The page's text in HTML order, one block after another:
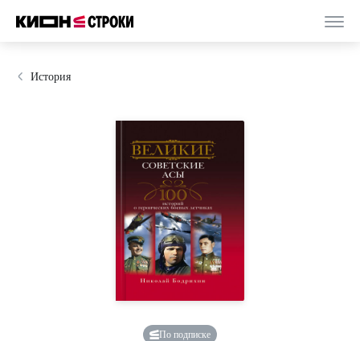
История
По подписке